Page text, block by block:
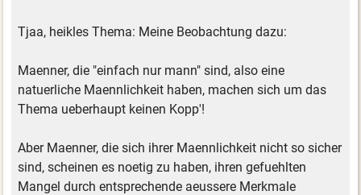
Tjaa, heikles Thema: Meine Beobachtung dazu:
Maenner, die "einfach nur mann" sind, also eine
natuerliche Maennlichkeit haben, machen sich um das
Thema ueberhaupt keinen Kopp'!
Aber Maenner, die sich ihrer Maennlichkeit nicht so sicher
sind, scheinen es noetig zu haben, ihren gefuehlten
Mangel durch entsprechende aeussere Merkmale